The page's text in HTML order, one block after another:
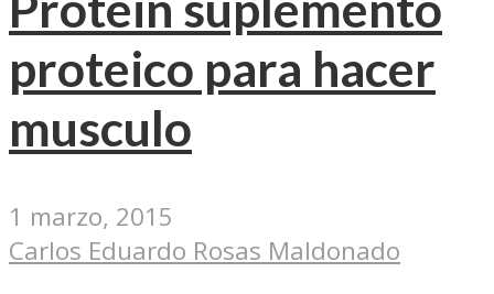
proteico para hacer
musculo
1 marzo, 2015
Carlos Eduardo Rosas Maldonado